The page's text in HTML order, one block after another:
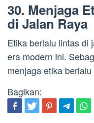
30. Menjaga
di Jalan Raya
Etika berlalu lintas di
era modern ini.
menjaga etika
Bagikan: